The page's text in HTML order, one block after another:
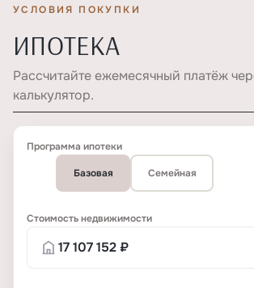
УСЛОВИЯ ПОКУПКИ
ИПОТЕКА
Рассчитайте ежемесячный платёж
калькулятор.
Программа ипотеки
Базовая Семейная
Стоимость недвижимости